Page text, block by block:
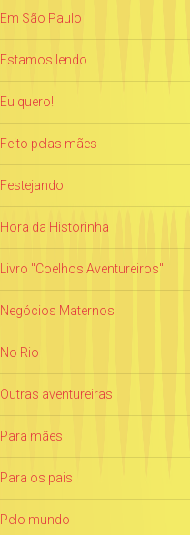
Em São Paulo
Estamos lendo
Eu quero!
Feito pelas mães
Festejando
Hora da Historinha
Livro "Coelhos Aventureiros"
Negócios Maternos
No Rio
Outras aventureiras
Para mães
Para os pais
Pelo mundo